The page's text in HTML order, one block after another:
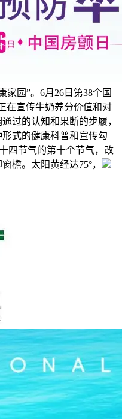
家园”。6月26日第38个国
在宣传牛奶养分价值和对
过的认知和果断的步履，
式的健康科普和宣传勾
四节气的第十个节气，改
檐。太阳黄经达75°，